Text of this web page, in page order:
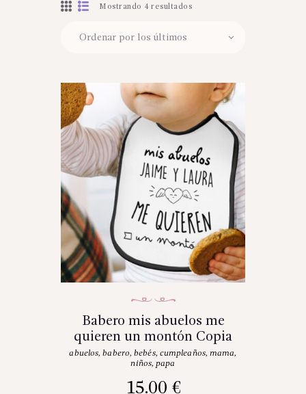
Mostrando 4 resultados
Babero mis abuelos me
quieren un montón Copia
abuelos,babero,bebés, cumpleaños,mama,
niños,papa
15.00 €